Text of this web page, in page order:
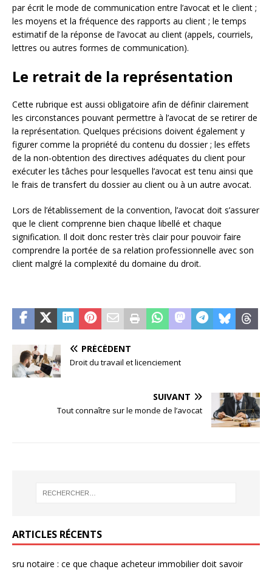
par écrit le mode de communication entre l’avocat et le client ;
les moyens et la fréquence des rapports au client ; le temps
estimatif de la réponse de l’avocat au client (appels, courriels,
lettres ou autres formes de communication).
Le retrait de la représentation
Cette rubrique est aussi obligatoire afin de définir clairement
les circonstances pouvant permettre à l’avocat de se retirer de
la représentation. Quelques précisions doivent également y
figurer comme la propriété du contenu du dossier ; les effets
de la non-obtention des directives adéquates du client pour
exécuter les tâches pour lesquelles l’avocat est tenu ainsi que
le frais de transfert du dossier au client ou à un autre avocat.
Lors de l’établissement de la convention, l’avocat doit s’assurer
que le client comprenne bien chaque libellé et chaque
signification. Il doit donc rester très clair pour pouvoir faire
comprendre la portée de sa relation professionnelle avec son
client malgré la complexité du domaine du droit.
PRÉCÉDENT
Droit du travail et licenciement
SUIVANT
Tout connaître sur le monde de l’avocat
ARTICLES RÉCENTS
sru notaire : ce que chaque acheteur immobilier doit savoir